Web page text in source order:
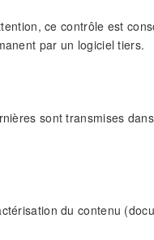
ce contrôle est
par un logiciel tiers.
sont transmises
du contenu